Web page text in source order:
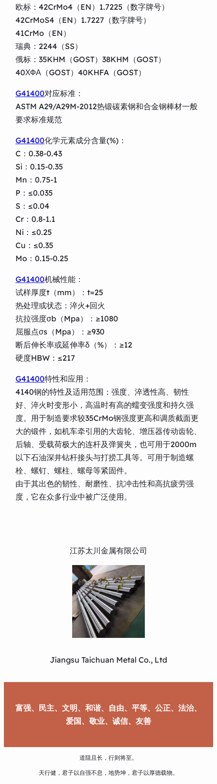
欧标：42CrMo4（EN）1.7225（数字牌号）
42CrMoS4（EN）1.7227（数字牌号）
41CrMo（EN）
瑞典：2244（SS）
俄标：35KHM（GOST）38KHM（GOST）
40ХФА（GOST）40KHFA（GOST）
G41400对应标准：
ASTM A29/A29M-2012热锻碳素钢和合金钢棒材一般
要求标准规范
G41400化学元素成分含量(%)：
C：0.38-0.43
Si：0.15-0.35
Mn：0.75-1
P：≤0.035
S：≤0.04
Cr：0.8-1.1
Ni：≤0.25
Cu：≤0.35
Mo：0.15-0.25
G41400机械性能：
试样厚度t（mm）：t=25
热处理或状态：淬火+回火
抗拉强度σb（Mpa）：≥1080
屈服点σs（Mpa）：≥930
断后伸长率或延伸率δ（%）：≥12
硬度HBW：≤217
G41400特性和应用：
4140钢的特性及适用范围：强度、淬透性高、韧性
好、淬火时变形小，高温时有高的蠕变强度和持久强
度。用于制造要求较35CrMo钢强度更高和调质截面更
大的锻件，如机车牵引用的大齿轮、增压器传动齿轮、
后轴、受载荷极大的连杆及弹簧夹，也可用于2000m
以下石油深井钻杆接头与打捞工具等。可用于制造螺
栓、螺钉、螺柱、螺母等紧固件。
由于其出色的韧性、耐磨性、抗冲击性和高抗疲劳强
度，它在众多行业中被广泛使用。
江苏太川金属有限公司
Jiangsu Taichuan Metal Co., Ltd
富强、民主、文明、和谐、自由、平等、公正、法治、
爱国、敬业、诚信、友善
道阻且长，行则将至。
天行健，君子以自强不息，地势坤，君子以厚德载物。